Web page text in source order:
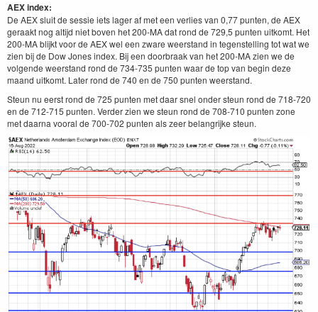
AEX index:
De AEX sluit de sessie iets lager af met een verlies van 0,77 punten, de AEX
geraakt nog altijd niet boven het 200-MA dat rond de 729,5 punten uitkomt. Het
200-MA blijkt voor de AEX wel een zware weerstand in tegenstelling tot wat we
zien bij de Dow Jones index. Bij een doorbraak van het 200-MA zien we de
volgende weerstand rond de 734-735 punten waar de top van begin deze
maand uitkomt. Later rond de 740 en de 750 punten weerstand.
Steun nu eerst rond de 725 punten met daar snel onder steun rond de 718-720
en de 712-715 punten. Verder zien we steun rond de 708-710 punten zone
met daarna vooral de 700-702 punten als zeer belangrijke steun.